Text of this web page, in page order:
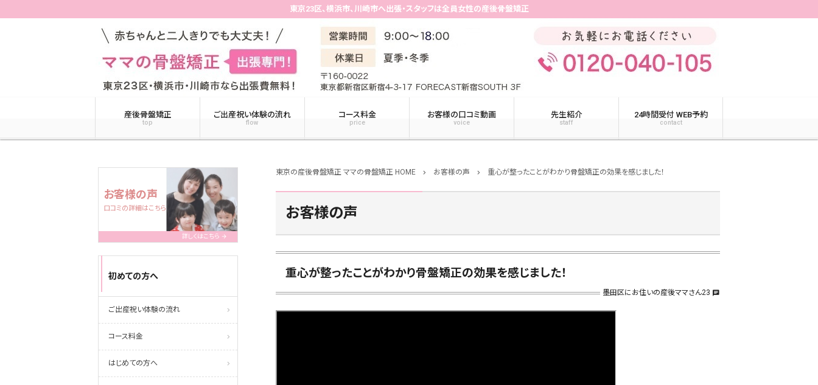
東京23区、横浜市、川崎市へ出張・スタッフは全員女性の産後骨盤矯正
産後骨盤矯正
top
ご出産祝い体験の流れ
flow
コース料金
price
お客様の口コミ動画
voice
先生紹介
staff
24時間受付 WEB予約
contact
東京の産後骨盤矯正 ママの骨盤矯正 HOME chevron_right お客様の声 chevron_right 重心が整ったことがわかり骨盤矯正の効果を感じました！
お客様の声
重心が整ったことがわかり骨盤矯正の効果を感じました！
墨田区にお住いの産後ママさん23 chat
お客様の声
口コミの詳細はこちら
詳しくはこちら
初めての方へ
ご出産祝い体験の流れ
コース料金
はじめての方へ